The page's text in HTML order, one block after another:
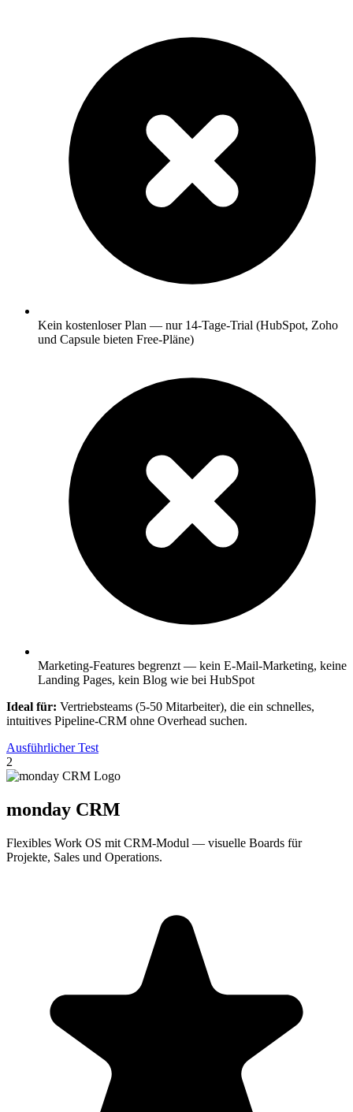
Kein kostenloser Plan — nur 14-Tage-Trial (HubSpot, Zoho
und Capsule bieten Free-Pläne)
Marketing-Features begrenzt — kein E-Mail-Marketing, keine
Landing Pages, kein Blog wie bei HubSpot
Ideal für: Vertriebsteams (5-50 Mitarbeiter), die ein schnelles,
intuitives Pipeline-CRM ohne Overhead suchen.
Ausführlicher Test
2
monday CRM
Flexibles Work OS mit CRM-Modul — visuelle Boards für
Projekte, Sales und Operations.